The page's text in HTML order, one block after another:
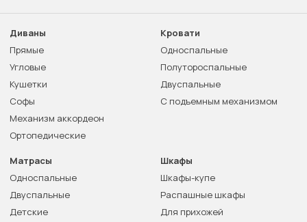
Диваны
Прямые
Угловые
Кушетки
Софы
Механизм аккордеон
Ортопедические
Кровати
Односпальные
Полутороспальные
Двуспальные
С подъемным механизмом
Матрасы
Односпальные
Двуспальные
Детские
Шкафы
Шкафы-купе
Распашные шкафы
Для прихожей